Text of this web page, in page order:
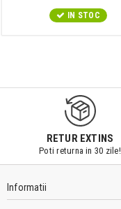
IN STOC
RETUR EXTINS
Poti returna in 30 zile!
Informatii